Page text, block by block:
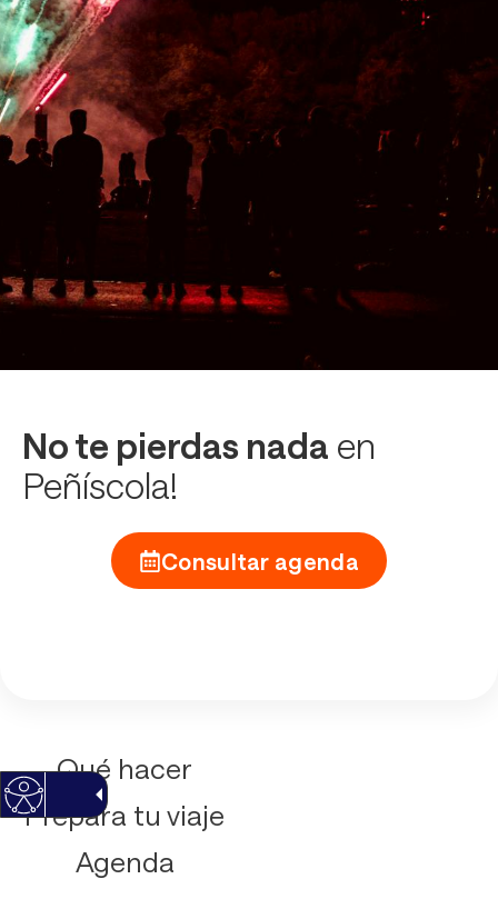
No te pierdas nada en
Peñíscola!
Consultar agenda
Qué hacer
Prepara tu viaje
Agenda